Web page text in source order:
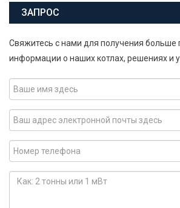
ЗАПРОС
Свяжитесь с нами для получения больше
информации о наших котлах, решениях и